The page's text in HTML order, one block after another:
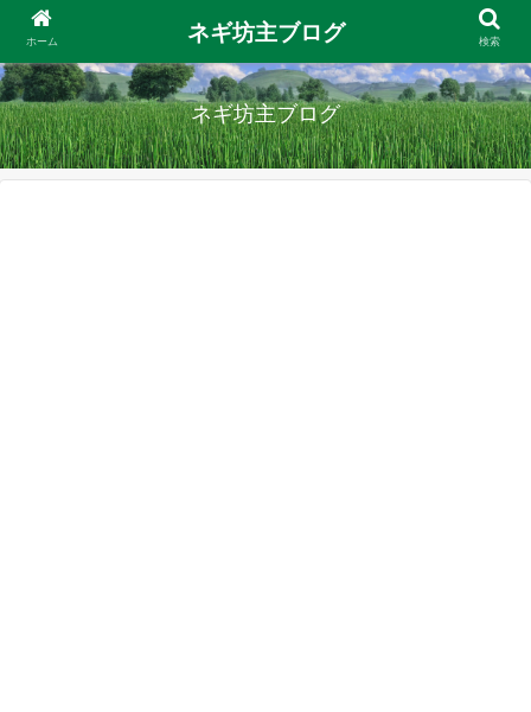
ネギ坊主ブログ
ホーム ネギ坊主ブログ 検索